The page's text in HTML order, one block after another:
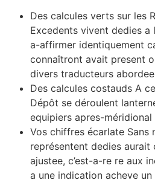
Des calcules verts sur les
Excedents vivent dedies a
a-affirmer identiquement
connaîtront avait present
divers traducteurs
Des calcules costauds A
Dépôt se déroulent
equipiers apres-méridional
Vos chiffres écarlate
représentent dedies
ajustee, c’est-a-re re aux
a une indication acheve un